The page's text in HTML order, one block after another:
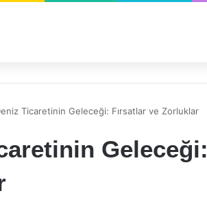
Ticaretinin Geleceği: Fırsatlar ve Zorluklar